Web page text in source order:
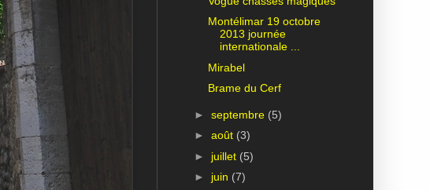
Montélimar 19 octobre
2013 journée
internationale ...
Mirabel
Brame du Cerf
► septembre (5)
► août (3)
► juillet (5)
► juin (7)